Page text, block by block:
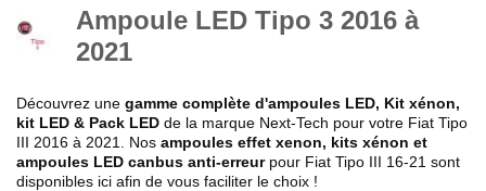
Ampoule LED Tipo 3 2016 à
2021
Découvrez une gamme complète d'ampoules LED, Kit xénon,
kit LED & Pack LED de la marque Next-Tech pour votre Fiat Tipo
III 2016 à 2021. Nos ampoules effet xenon, kits xénon et
ampoules LED canbus anti-erreurpour Fiat Tipo III 16-21 sont
disponibles ici afin de vous faciliter le choix !